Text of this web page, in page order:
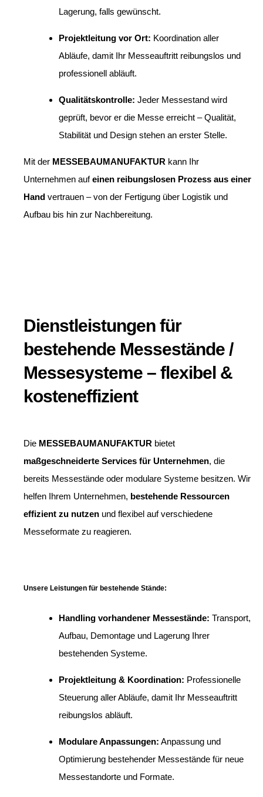
Lagerung, falls gewünscht.
Projektleitung vor Ort: Koordination aller
Abläufe, damit Ihr Messeauftritt reibungslos und
professionell abläuft.
Qualitätskontrolle: Jeder Messestand wird
geprüft, bevor er die Messe erreicht – Qualität,
Stabilität und Design stehen an erster Stelle.
Mit der MESSEBAUMANUFAKTUR kann Ihr
Unternehmen aufeinen reibungslosen Prozess aus einer
Hand vertrauen – von der Fertigung über Logistik und
Aufbau bis hin zur Nachbereitung.
Dienstleistungen für
bestehende Messestände /
Messesysteme – flexibel &
kosteneffizient
Die MESSEBAUMANUFAKTUR bietet
maßgeschneiderte Services für Unternehmen, die
bereits Messestände oder modulare Systeme besitzen. Wir
helfen Ihrem Unternehmen, bestehende Ressourcen
effizient zu nutzen und flexibel auf verschiedene
Messeformate zu reagieren.
Unsere Leistungen für bestehende Stände:
Handling vorhandener Messestände: Transport,
Aufbau, Demontage und Lagerung Ihrer
bestehenden Systeme.
Projektleitung & Koordination: Professionelle
Steuerung aller Abläufe, damit Ihr Messeauftritt
reibungslos abläuft.
Modulare Anpassungen: Anpassung und
Optimierung bestehender Messestände für neue
Messestandorte und Formate.